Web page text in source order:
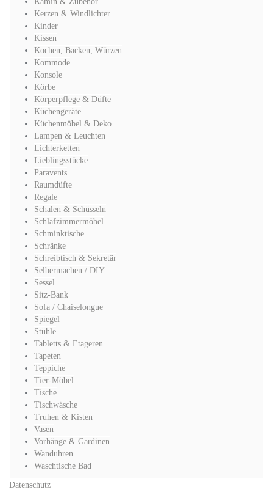
Kerzen & Windlichter
Kinder
Kissen
Kochen, Backen, Würzen
Kommode
Konsole
Körbe
Körperpflege & Düfte
Küchengeräte
Küchenmöbel & Deko
Lampen & Leuchten
Lichterketten
Lieblingsstücke
Paravents
Raumdüfte
Regale
Schalen & Schüsseln
Schlafzimmermöbel
Schminktische
Schränke
Schreibtisch & Sekretär
Selbermachen / DIY
Sessel
Sitz-Bank
Sofa / Chaiselongue
Spiegel
Stühle
Tabletts & Etageren
Tapeten
Teppiche
Tier-Möbel
Tische
Tischwäsche
Truhen & Kisten
Vasen
Vorhänge & Gardinen
Wanduhren
Waschtische Bad
Datenschutz